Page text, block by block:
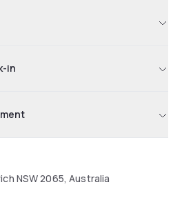
in
NSW 2065, Australia